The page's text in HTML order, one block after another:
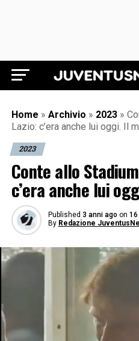
Home » Archivio » 2023 »
Lazio: c’era anche lui oggi. Il
2023
Conte allo
c’era anche lui
Published 3 anni ago on
By Redazione